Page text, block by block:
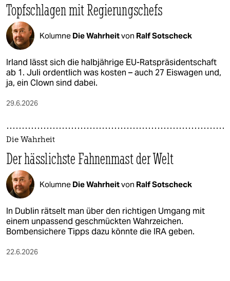
Topfschlagen mit Regierungschefs
Kolumne Die Wahrheitvon Ralf Sotscheck
Irland lässt sich die halbjährige EU-Ratspräsidentschaft
ab 1. Juli ordentlich was kosten – auch 27 Eiswagen und,
ja, ein Clown sind dabei.
29.6.2026
Die Wahrheit
Der hässlichste Fahnenmast der Welt
Kolumne Die Wahrheitvon Ralf Sotscheck
In Dublin rätselt man über den richtigen Umgang mit
einem unpassend geschmückten Wahrzeichen.
Bombensichere Tipps dazu könnte die IRA geben.
22.6.2026